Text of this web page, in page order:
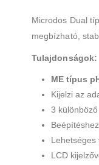
Microdos Dual
megbízható,
Tulajdonságok:
ME típus
Kijelzi az
3
Lehetséges
LCD